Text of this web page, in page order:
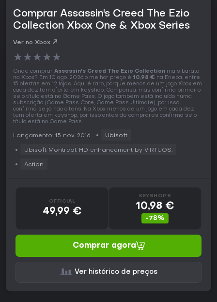
Comprar Assassin's Creed The Ezio
Collection Xbox One & Xbox Series
Ver no Xbox
★★★★★
Onde comprar Assassin's Creed The Ezio Collection mais barato
na Xbox? Em 10 ago. 2026 o melhor preço é 10,98 € na Eneba, entre
15 ofertas em 12 lojas. Aqui é raro, porque menos de um jogo Xbox em
cada dez tem oferta em keyshop. Compensa, mas confirma primeiro
se o título está no Game Pass. O jogo também está incluído numa
subscrição (Game Pass Core, Game Pass Ultimate), por isso
confirma se já não o tens. Na Xbox menos de um jogo em cada dez
tem oferta em keyshop, por isso antes de comprares confirma se o
título está no Game Pass.
Lançamento: 15 nov. 2016 Ubisoft
Ubisoft Montreal. HD enhancement by VIRTUOS.
Action
OFFICIAL
49,99 €
KEYSHOPS
10,98 €
-78%
Comprar agora
Ver histórico de preços